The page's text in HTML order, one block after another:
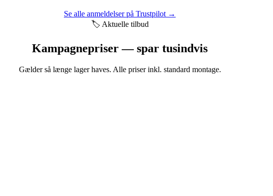
Se alle anmeldelser på Trustpilot →
🏷️ Aktuelle tilbud
Kampagnepriser — spar tusindvis
Gælder så længe lager haves. Alle priser inkl. standard montage.